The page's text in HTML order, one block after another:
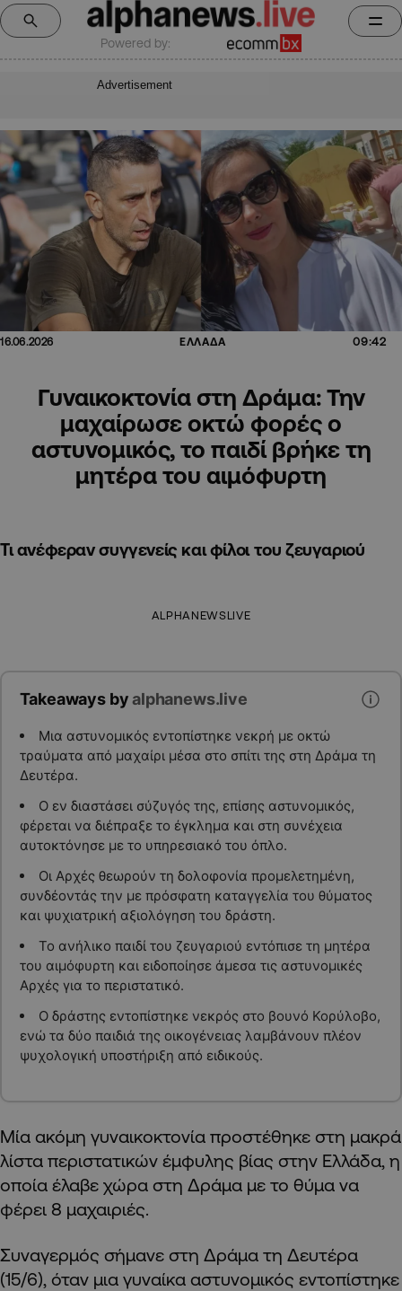
Powered by:
Advertisement
16.06.2026 ΕΛΛΑΔΑ 09:42
Γυναικοκτονία στη Δράμα: Την
μαχαίρωσε οκτώ φορές ο
αστυνομικός, το παιδί βρήκε τη
μητέρα του αιμόφυρτη
Τι ανέφεραν συγγενείς και φίλοι του ζευγαριού
ALPHANEWSLIVE
Takeaways byalphanews.live
Μια αστυνομικός εντοπίστηκε νεκρή με οκτώ
τραύματα από μαχαίρι μέσα στο σπίτι της στη Δράμα τη
Δευτέρα.
Ο εν διαστάσει σύζυγός της, επίσης αστυνομικός,
φέρεται να διέπραξε το έγκλημα και στη συνέχεια
αυτοκτόνησε με το υπηρεσιακό του όπλο.
Οι Αρχές θεωρούν τη δολοφονία προμελετημένη,
συνδέοντάς την με πρόσφατη καταγγελία του θύματος
και ψυχιατρική αξιολόγηση του δράστη.
Το ανήλικο παιδί του ζευγαριού εντόπισε τη μητέρα
του αιμόφυρτη και ειδοποίησε άμεσα τις αστυνομικές
Αρχές για το περιστατικό.
Ο δράστης εντοπίστηκε νεκρός στο βουνό Κορύλοβο,
ενώ τα δύο παιδιά της οικογένειας λαμβάνουν πλέον
ψυχολογική υποστήριξη από ειδικούς.
Μία ακόμη γυναικοκτονία προστέθηκε στη μακρά
λίστα περιστατικών έμφυλης βίας στην Ελλάδα, η
οποία έλαβε χώρα στη Δράμα με το θύμα να
φέρει 8 μαχαιριές.
Συναγερμός σήμανε στη Δράμα τη Δευτέρα
(15/6), όταν μια γυναίκα αστυνομικός εντοπίστηκε